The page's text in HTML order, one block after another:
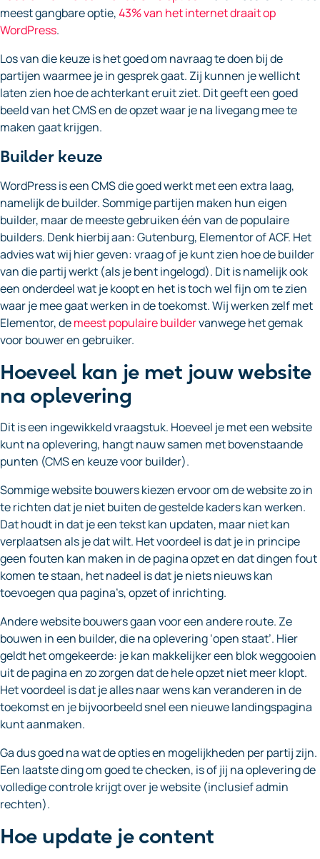
meest gangbare optie,43% van het internet draait op
WordPress.
Los van die keuze is het goed om navraag te doen bij de
partijen waarmee je in gesprek gaat. Zij kunnen je wellicht
laten zien hoe de achterkant eruit ziet. Dit geeft een goed
beeld van het CMS en de opzet waar je na livegang mee te
maken gaat krijgen.
Builder keuze
WordPress is een CMS die goed werkt met een extra laag,
namelijk de builder. Sommige partijen maken hun eigen
builder, maar de meeste gebruiken één van de populaire
builders. Denk hierbij aan: Gutenburg, Elementor of ACF. Het
advies wat wij hier geven: vraag of je kunt zien hoe de builder
van die partij werkt (als je bent ingelogd). Dit is namelijk ook
een onderdeel wat je koopt en het is toch wel fijn om te zien
waar je mee gaat werken in de toekomst. Wij werken zelf met
Elementor, demeest populaire buildervanwege het gemak
voor bouwer en gebruiker.
Hoeveel kan je met jouw website
na oplevering
Dit is een ingewikkeld vraagstuk. Hoeveel je met een website
kunt na oplevering, hangt nauw samen met bovenstaande
punten (CMS en keuze voor builder).
Sommige website bouwers kiezen ervoor om de website zo in
te richten dat je niet buiten de gestelde kaders kan werken.
Dat houdt in dat je een tekst kan updaten, maar niet kan
verplaatsen als je dat wilt. Het voordeel is dat je in principe
geen fouten kan maken in de pagina opzet en dat dingen fout
komen te staan, het nadeel is dat je niets nieuws kan
toevoegen qua pagina’s, opzet of inrichting.
Andere website bouwers gaan voor een andere route. Ze
bouwen in een builder, die na oplevering ‘open staat’. Hier
geldt het omgekeerde: je kan makkelijker een blok weggooien
uit de pagina en zo zorgen dat de hele opzet niet meer klopt.
Het voordeel is dat je alles naar wens kan veranderen in de
toekomst en je bijvoorbeeld snel een nieuwe landingspagina
kunt aanmaken.
Ga dus goed na wat de opties en mogelijkheden per partij zijn.
Een laatste ding om goed te checken, is of jij na oplevering de
volledige controle krijgt over je website (inclusief admin
rechten).
Hoe update je content